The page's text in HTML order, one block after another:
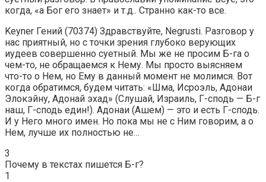
когда, «а Бог его знает» и т.д.. Странно как-то все.
Keyner Гений (70374) Здравствуйте, Negrusti. Разговор у
нас приятный, но с точки зрения глубоко верующих
иудеев совершенно суетный. Мы же не просим Б-га о
чем-то, не обращаемся к Нему. Мы просто выясняем
что-то о Нем, но Ему в данный момент не молимся. Вот
когда обратимся, будем читать: «Шма, Исроэль, Адонаи
Элокэйну, Адонай эхад» (Слушай, Израиль, Г-сподь — Б-г
наш, Г-сподь един!). Адонаи (Ашем) — это и есть Г-сподь.
И у Него много имен. Но пока мы не с Ним говорим, а о
Нем, лучше их полностью не…
3
Почему в текстах пишется Б-г?
1